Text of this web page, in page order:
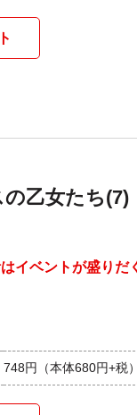
乙女たち(7)
イベントが盛りだ
748円 （本体680円+税